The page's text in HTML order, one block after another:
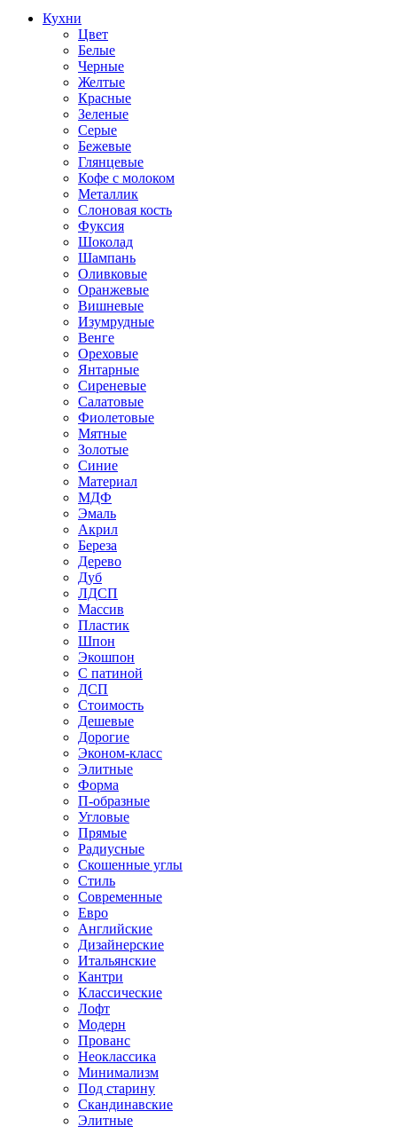
Кухни
Цвет
Белые
Черные
Желтые
Красные
Зеленые
Серые
Бежевые
Глянцевые
Кофе с молоком
Металлик
Слоновая кость
Фуксия
Шоколад
Шампань
Оливковые
Оранжевые
Вишневые
Изумрудные
Венге
Ореховые
Янтарные
Сиреневые
Салатовые
Фиолетовые
Мятные
Золотые
Синие
Материал
МДФ
Эмаль
Акрил
Береза
Дерево
Дуб
ЛДСП
Массив
Пластик
Шпон
Экошпон
С патиной
ДСП
Стоимость
Дешевые
Дорогие
Эконом-класс
Элитные
Форма
П-образные
Угловые
Прямые
Радиусные
Скошенные углы
Стиль
Современные
Евро
Английские
Дизайнерские
Итальянские
Кантри
Классические
Лофт
Модерн
Прованс
Неоклассика
Минимализм
Под старину
Скандинавские
Элитные